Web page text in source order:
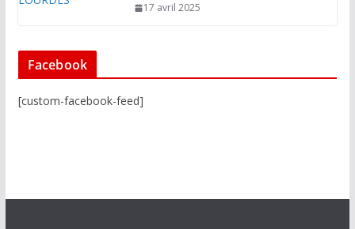
17 avril 2025
Facebook
[custom-facebook-feed]